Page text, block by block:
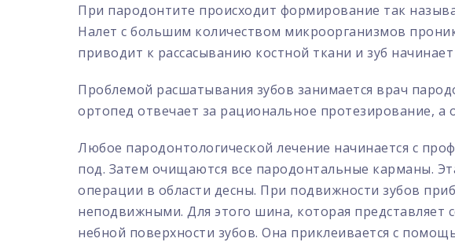
При пародонтите происходит формирование так
Налет с большим количеством микроорганизмов
приводит к рассасыванию костной ткани и зуб
Проблемой расшатывания зубов занимается врач
ортопед отвечает за рациональное протезирование, а
Любое пародонтологической лечение начинается с
под. Затем очищаются все пародонтальные карманы.
операции в области десны. При подвижности зубов
неподвижными. Для этого шина, которая представляет
небной поверхности зубов. Она приклеивается с